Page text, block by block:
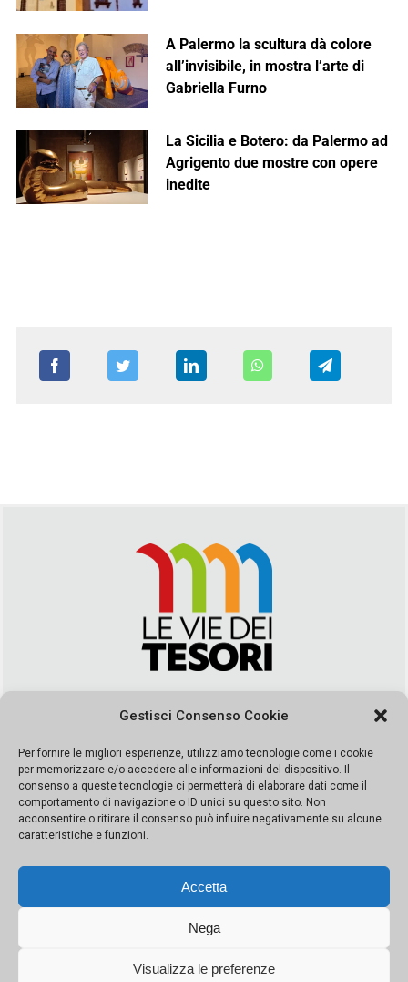
Gestisci Consenso Cookie
Per fornire le migliori esperienze, utilizziamo tecnologie come i cookie
per memorizzare e/o accedere alle informazioni del dispositivo. Il
consenso a queste tecnologie ci permetterà di elaborare dati come il
comportamento di navigazione o ID unici su questo sito. Non
acconsentire o ritirare il consenso può influire negativamente su alcune
caratteristiche e funzioni.
Accetta
Nega
Visualizza le preferenze
A Palermo la scultura dà colore
all’invisibile, in mostra l’arte di
Gabriella Furno
La Sicilia e Botero: da Palermo ad
Agrigento due mostre con opere
inedite
segreteria@leviedeitesori.it
Direttore ResponsabileMarcello Barbaro – Aut. del tribunale di
Palermo n. 19 del 2017 iscrizione al roc numero 37003 Editore
Porta Felice Srl. Sede legale: Via Libertà 93 – 90143 Palermo
Società iscritta alla Camera di Commercio di Palermo Ufficio
065228208251 Capitale 10000 euro IV